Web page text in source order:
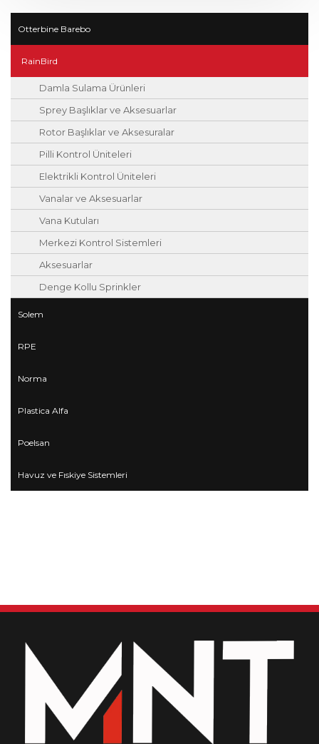
Otterbine Barebo
RainBird
Damla Sulama Ürünleri
Sprey Başlıklar ve Aksesuarlar
Rotor Başlıklar ve Aksesuralar
Pilli Kontrol Üniteleri
Elektrikli Kontrol Üniteleri
Vanalar ve Aksesuarlar
Vana Kutuları
Merkezi Kontrol Sistemleri
Aksesuarlar
Denge Kollu Sprinkler
Solem
RPE
Norma
Plastica Alfa
Poelsan
Havuz ve Fıskiye Sistemleri